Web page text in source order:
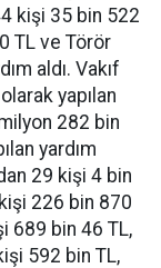
kişi 35 bin 522
TL ve Törör
aldı. Vakıf
yapılan
282 bin
yardım
29 kişi 4 bin
kişi 226 bin 870
689 bin 46 TL,
592 bin TL,